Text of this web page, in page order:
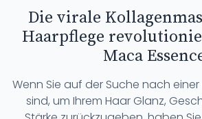
Die virale
Haarpflege
Maca
Wenn Sie auf der Suche nach
sind, um Ihrem Haar Glanz,